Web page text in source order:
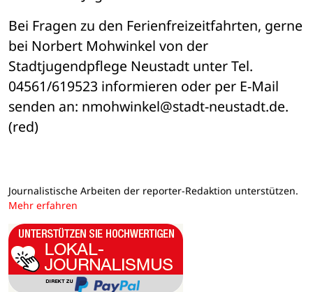
Bei Fragen zu den Ferienfreizeitfahrten, gerne
bei Norbert Mohwinkel von der
Stadtjugendpflege Neustadt unter Tel.
04561/619523 informieren oder per E-Mail
senden an: nmohwinkel@stadt-neustadt.de.
(red)
Journalistische Arbeiten der reporter-Redaktion unterstützen.
Mehr erfahren